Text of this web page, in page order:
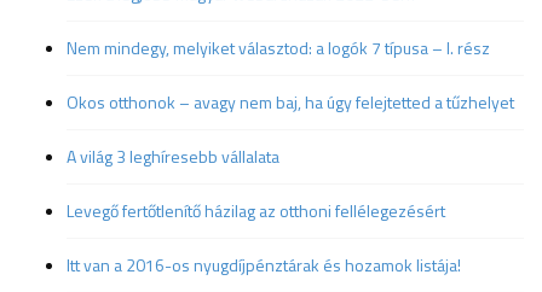
Nem mindegy, melyiket választod: a logók 7 típusa – I. rész
Okos otthonok – avagy nem baj, ha úgy felejtetted a tűzhelyet
A világ 3 leghíresebb vállalata
Levegő fertőtlenítő házilag az otthoni fellélegezésért
Itt van a 2016-os nyugdíjpénztárak és hozamok listája!